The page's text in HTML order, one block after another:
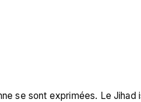
se sont exprimées. Le Jihad